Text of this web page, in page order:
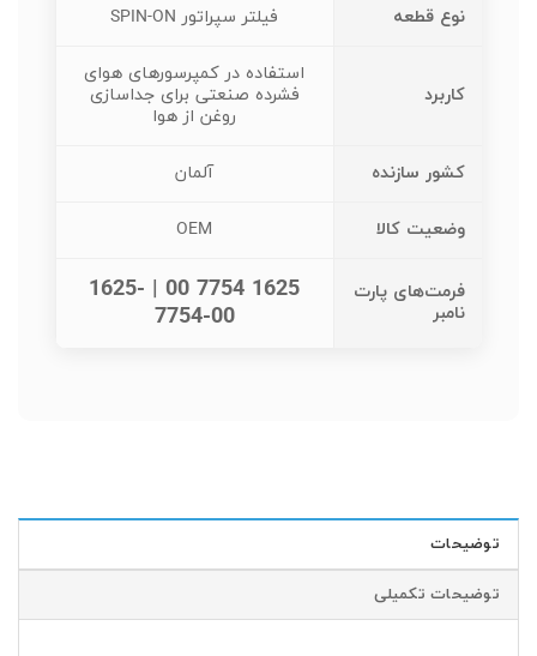
نوع قطعه فیلتر سپراتور SPIN-ON
کاربرد
استفاده در کمپرسورهای هوای
فشرده صنعتی برای جداسازی
روغن از هوا
کشور سازنده آلمان
وضعیت کالا OEM
فرمت‌های پارت
نامبر
1625 7754 00 | 1625-
7754-00
توضیحات
توضیحات تکمیلی